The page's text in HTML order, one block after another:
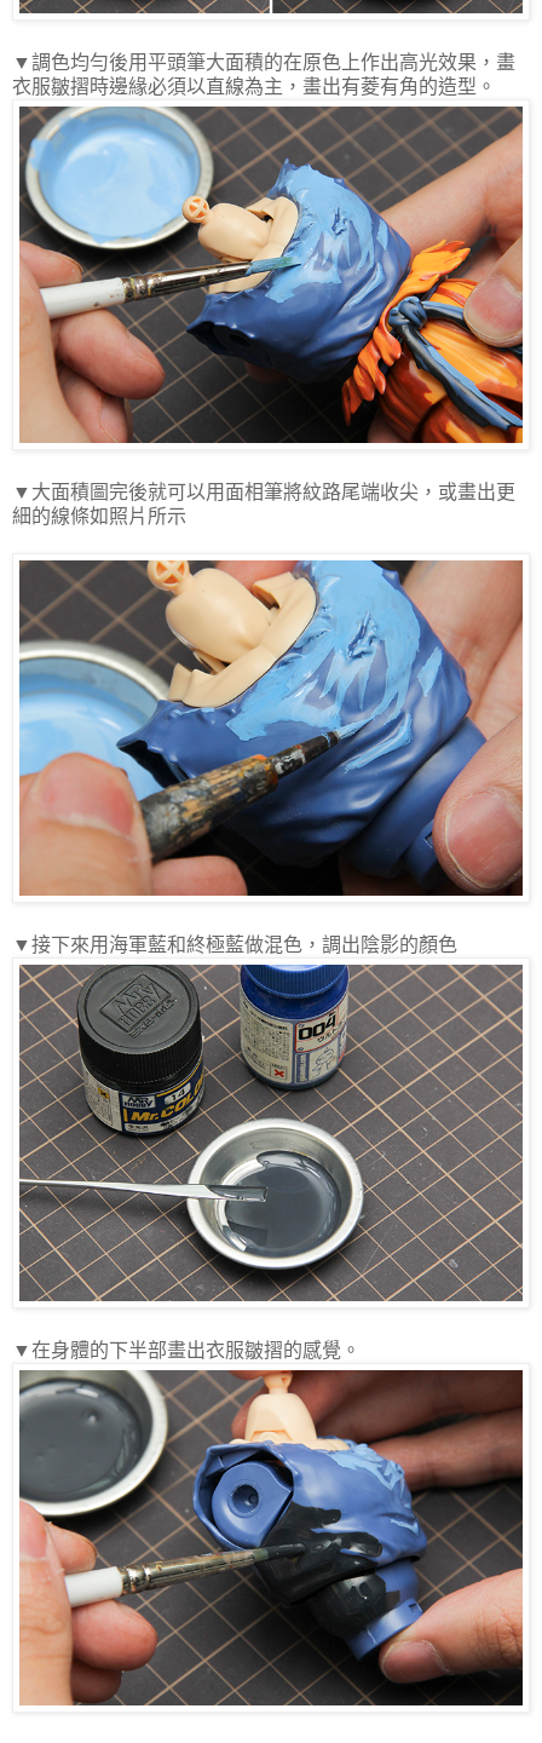
▼調色均勻後用平頭筆大面積的在原色上作出高光效果，畫
衣服皺摺時邊緣必須以直線為主，畫出有菱有角的造型。
▼大面積圖完後就可以用面相筆將紋路尾端收尖，或畫出更
細的線條如照片所示
▼接下來用海軍藍和終極藍做混色，調出陰影的顏色
▼在身體的下半部畫出衣服皺摺的感覺。